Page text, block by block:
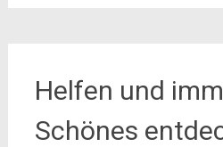
Helfen und
Schönes